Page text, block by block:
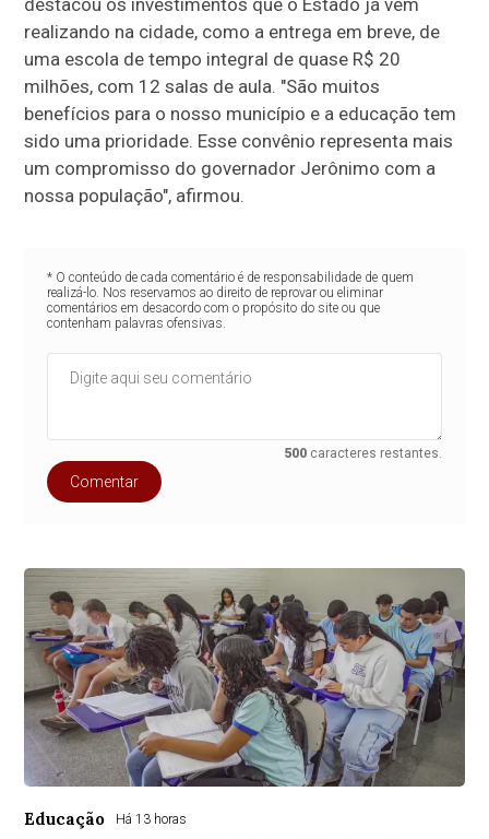
destacou os investimentos que o Estado já vem
realizando na cidade, como a entrega em breve, de
uma escola de tempo integral de quase R$ 20
milhões, com 12 salas de aula. "São muitos
benefícios para o nosso município e a educação tem
sido uma prioridade. Esse convênio representa mais
um compromisso do governador Jerônimo com a
nossa população", afirmou.
* O conteúdo de cada comentário é de responsabilidade de quem
realizá-lo. Nos reservamos ao direito de reprovar ou eliminar
comentários em desacordo com o propósito do site ou que
contenham palavras ofensivas.
500 caracteres restantes.
Comentar
Educação Há 13 horas